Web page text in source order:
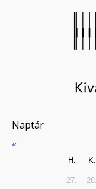
Naptár
«
H. K.
27. 28.